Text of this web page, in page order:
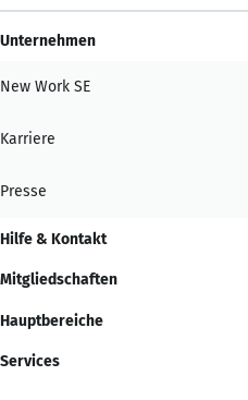
Unternehmen
New Work SE
Karriere
Presse
Hilfe & Kontakt
Mitgliedschaften
Hauptbereiche
Services